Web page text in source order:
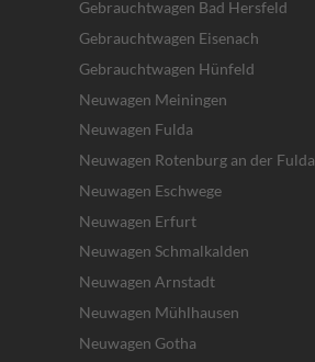
Gebrauchtwagen Bad Hersfeld
Gebrauchtwagen Eisenach
Gebrauchtwagen Hünfeld
Neuwagen Meiningen
Neuwagen Fulda
Neuwagen Rotenburg an der Fulda
Neuwagen Eschwege
Neuwagen Erfurt
Neuwagen Schmalkalden
Neuwagen Arnstadt
Neuwagen Mühlhausen
Neuwagen Gotha